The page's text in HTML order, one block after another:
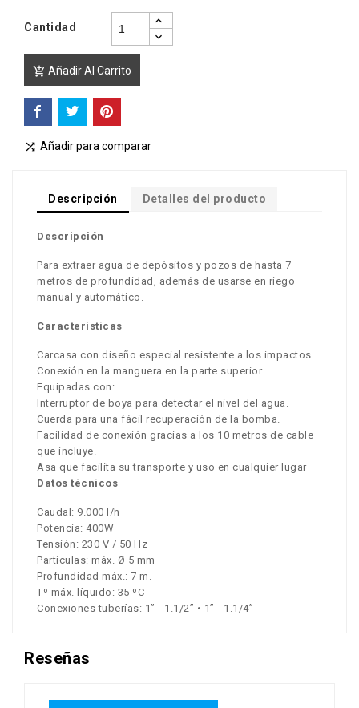
Cantidad
 Añadir Al Carrito
 Añadir para comparar
Descripción Detalles del producto
Descripción
Para extraer agua de depósitos y pozos de hasta 7
metros de profundidad, además de usarse en riego
manual y automático.
Características
Carcasa con diseño especial resistente a los impactos.
Conexión en la manguera en la parte superior.
Equipadas con:
Interruptor de boya para detectar el nivel del agua.
Cuerda para una fácil recuperación de la bomba.
Facilidad de conexión gracias a los 10 metros de cable
que incluye.
Asa que facilita su transporte y uso en cualquier lugar
Datos técnicos
Caudal: 9.000 l/h
Potencia: 400W
Tensión: 230 V / 50 Hz
Partículas: máx. Ø 5 mm
Profundidad máx.: 7 m.
Tº máx. líquido: 35 ºC
Conexiones tuberías: 1” - 1.1/2” • 1” - 1.1/4”
Reseñas